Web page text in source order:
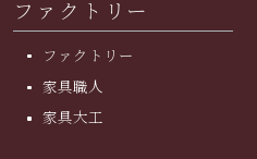
ファクトリー
ファクトリー
家具職人
家具大工